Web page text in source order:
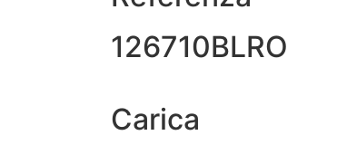
126710BLRO
Carica